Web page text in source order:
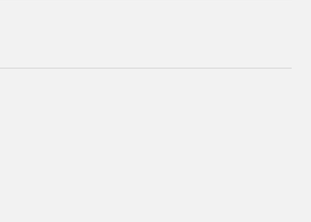
сна (технология Wake On
учетных записей,
графического интерфейса.